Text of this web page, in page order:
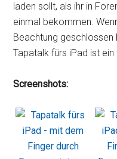
laden sollt, als ihr in
einmal bekommen.
Beachtung geschlossen
Tapatalk fürs iPad ist
Screenshots: